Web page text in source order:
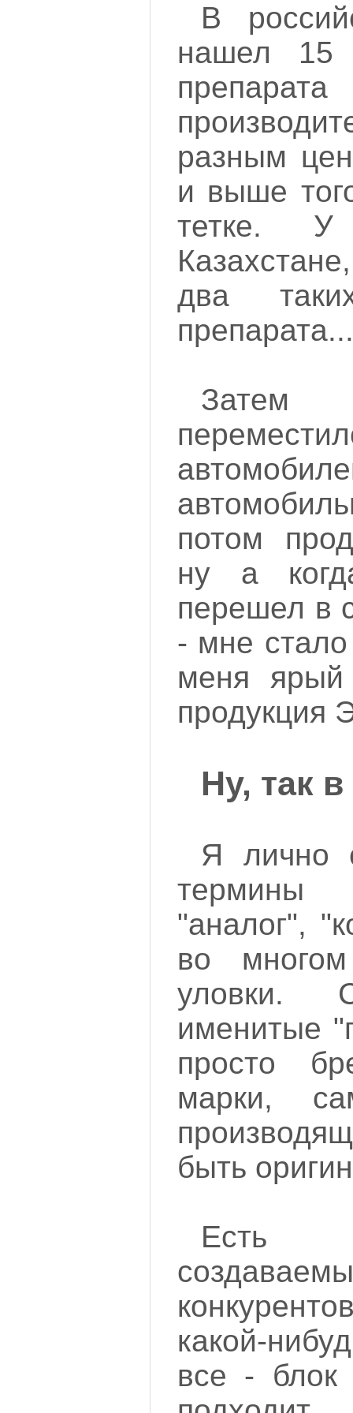
В
нашел 15
разным
и выше
тетке.
два
препарата...
потом
ну а
перешел в
- мне стало
меня ярый
продукция
Ну, так
Я лично
"аналог",
во многом
уловки.
именитые
просто
марки,
быть
Есть
какой-
все - блок